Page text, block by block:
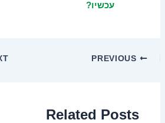
עכשיו?
Related Posts